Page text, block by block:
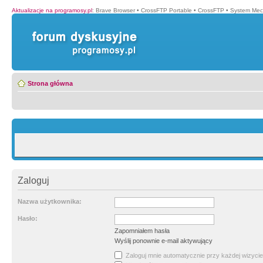
Aktualizacje na programosy.pl: Brave Browser • CrossFTP Portable • CrossFTP • System
Strona główna
Zaloguj
Nazwa użytkownika:
Hasło:
Zapomniałem hasła
Wyślij ponownie e-mail aktywujący
Zaloguj mnie automatycznie przy każdej wizycie